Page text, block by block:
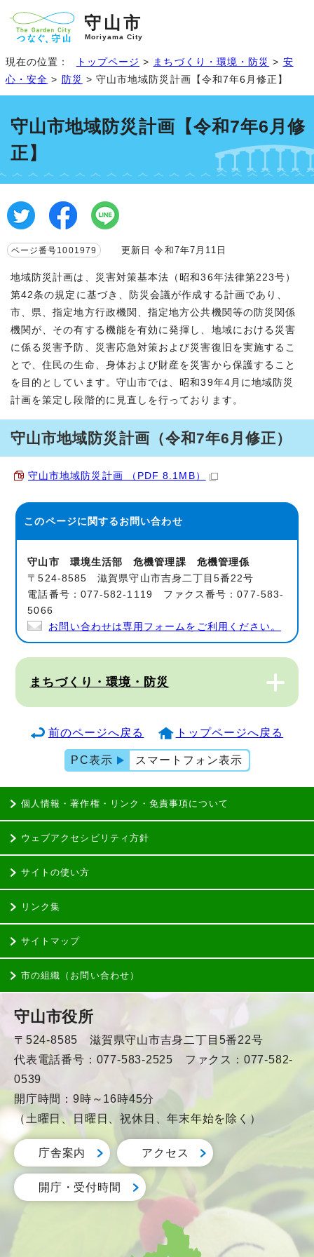
守山市
Moriyama City
現在の位置： トップページ > まちづくり・環境・防災 > 安
心・安全 > 防災 > 守山市地域防災計画【令和7年6月修正】
守山市地域防災計画【令和7年6月修
正】
ページ番号1001979 更新日 令和7年7月11日
地域防災計画は、災害対策基本法（昭和36年法律第223号）
第42条の規定に基づき、防災会議が作成する計画であり、
市、県、指定地方行政機関、指定地方公共機関等の防災関係
機関が、その有する機能を有効に発揮し、地域における災害
に係る災害予防、災害応急対策および災害復旧を実施するこ
とで、住民の生命、身体および財産を災害から保護すること
を目的としています。守山市では、昭和39年4月に地域防災
計画を策定し段階的に見直しを行っております。
守山市地域防災計画（令和7年6月修正）
守山市地域防災計画 （PDF 8.1MB）
このページに関するお問い合わせ
守山市 環境生活部 危機管理課 危機管理係
〒524-8585 滋賀県守山市吉身二丁目5番22号
電話番号：077-582-1119 ファクス番号：077-583-
5066
お問い合わせは専用フォームをご利用ください。
まちづくり・環境・防災
前のページへ戻る トップページへ戻る
PC表示 スマートフォン表示
個人情報・著作権・リンク・免責事項について
ウェブアクセシビリティ方針
サイトの使い方
リンク集
サイトマップ
市の組織（お問い合わせ）
守山市役所
〒524-8585 滋賀県守山市吉身二丁目5番22号
代表電話番号：077-583-2525 ファクス：077-582-
0539
開庁時間：9時～16時45分
（土曜日、日曜日、祝休日、年末年始を除く）
庁舎案内 アクセス
開庁・受付時間